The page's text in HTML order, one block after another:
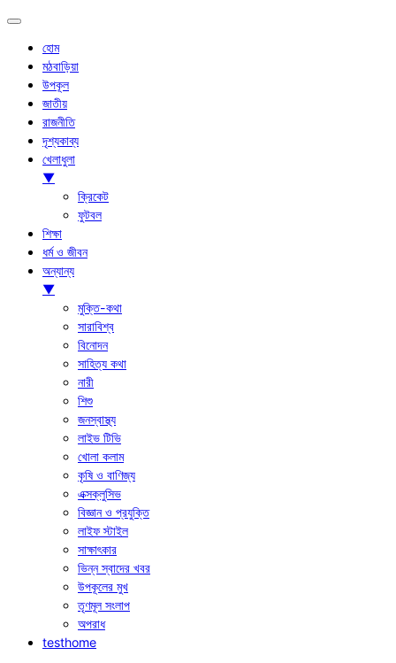
হোম
মঠবাড়িয়া
উপকূল
জাতীয়
রাজনীতি
দৃশ্যকাব্য
খেলাধুলা
▼
ক্রিকেট
ফুটবল
শিক্ষা
ধর্ম ও জীবন
অন্যান্য
▼
মুক্তি-কথা
সারাবিশ্ব
বিনোদন
সাহিত্য কথা
নারী
শিশু
জনস্বাস্থ্য
লাইভ টিভি
খোলা কলাম
কৃষি ও বাণিজ্য
এক্সক্লুসিভ
বিজ্ঞান ও প্রযুক্তি
লাইফ স্টাইল
সাক্ষাৎকার
ভিন্ন স্বাদের খবর
উপকূলের মুখ
তৃণমূল সংলাপ
অপরাধ
testhome